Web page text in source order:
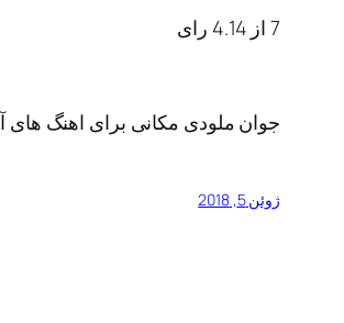
7از 4.14 رای
جوان ملودی مکانی برای اهنگ های
ژوئن 5, 2018